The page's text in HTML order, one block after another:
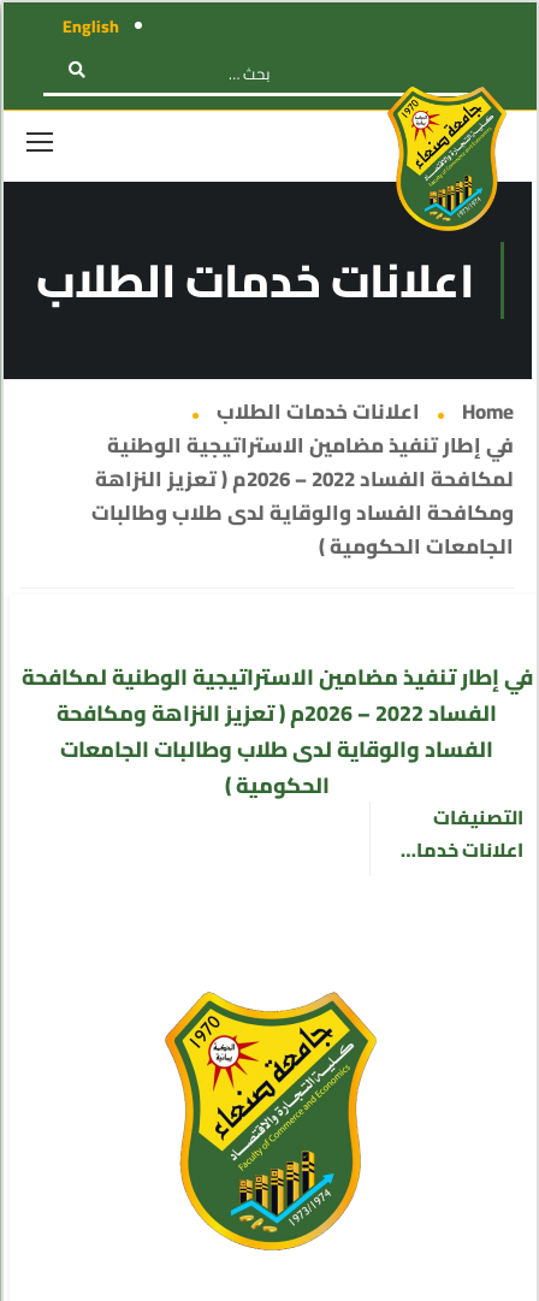
English
اعلانات خدمات الطلاب
Home
اعلانات خدمات الطلاب
في إطار تنفيذ مضامين الاستراتيجية الوطنية
لمكافحة الفساد 2022 – 2026م ( تعزيز النزاهة
ومكافحة الفساد والوقاية لدى طلاب وطالبات
الجامعات الحكومية )
في إطار تنفيذ مضامين الاستراتيجية الوطنية لمكافحة
الفساد 2022 – 2026م ( تعزيز النزاهة ومكافحة
الفساد والوقاية لدى طلاب وطالبات الجامعات
الحكومية )
التصنيفات
اعلانات خدمات الطلاب